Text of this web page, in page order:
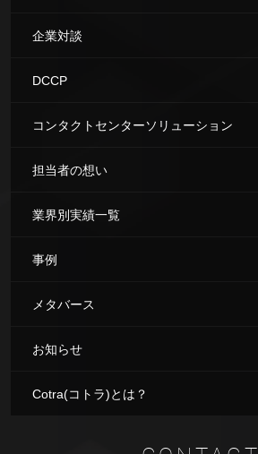
企業対談
DCCP
コンタクトセンターソリューション
担当者の想い
業界別実績一覧
事例
メタバース
お知らせ
Cotra(コトラ)とは？